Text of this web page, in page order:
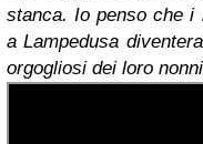
stanca. Io penso che i
a Lampedusa
orgogliosi dei loro